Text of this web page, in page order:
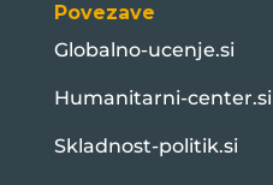
Povezave
Globalno-ucenje.si
Humanitarni-center.si
Skladnost-politik.si